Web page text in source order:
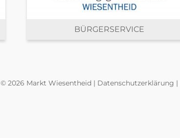
BÜRGERSERVICE
© 2026 Markt Wiesentheid | Datenschutzerklärung |